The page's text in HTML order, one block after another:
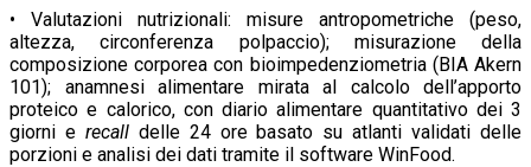
• Valutazioni nutrizionali: misure antropometriche (peso,
altezza, circonferenza polpaccio); misurazione della
composizione corporea con bioimpedenziometria (BIA Akern
101); anamnesi alimentare mirata al calcolo dell’apporto
proteico e calorico, con diario alimentare quantitativo dei 3
giorni e recalldelle 24 ore basato su atlanti validati delle
porzioni e analisi dei dati tramite il software WinFood.